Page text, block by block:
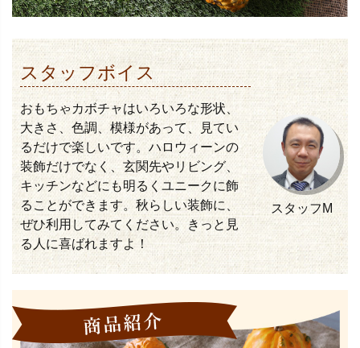
スタッフボイス
おもちゃカボチャはいろいろな形状、
大きさ、色調、模様があって、見てい
るだけで楽しいです。ハロウィーンの
装飾だけでなく、玄関先やリビング、
キッチンなどにも明るくユニークに飾
ることができます。秋らしい装飾に、
ぜひ利用してみてください。きっと見
る人に喜ばれますよ！
スタッフM